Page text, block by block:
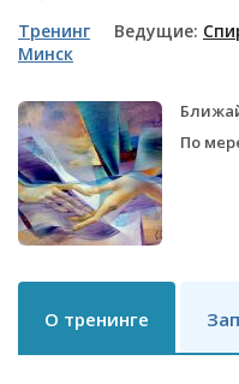
Тренинг
Минск
Ведущие:
По
О тренинге